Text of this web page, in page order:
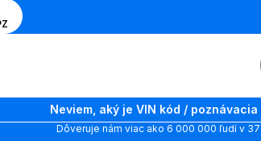
VIN
Zadajte VIN
Neviem, aký je VIN kód / poznávacia
Dôveruje nám viac ako 6 000 000 ľudí v 37